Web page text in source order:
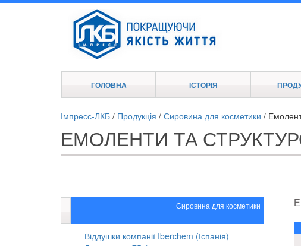
ГОЛОВНА ІСТОРІЯ
Імпресс-ЛКБ / Продукція / Сировина для косметики /
ЕМОЛЕНТИ ТА
Сировина для косметики
Віддушки компанії Iberchem (Іспанія)